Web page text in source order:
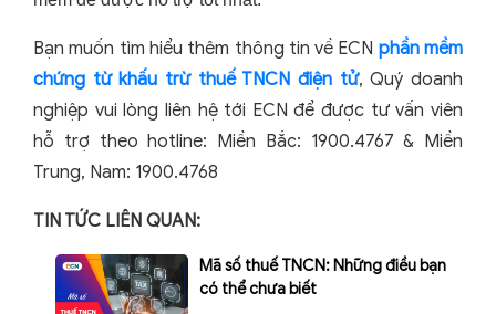
Bạn muốn tìm hiểu thêm thông tin về ECN phần mềm
chứng từ khấu trừ thuế TNCN điện tử, Quý doanh
nghiệp vui lòng liên hệ tới ECN để được tư vấn viên
hỗ trợ theo hotline: Miền Bắc: 1900.4767 & Miền
Trung, Nam: 1900.4768
TIN TỨC LIÊN QUAN:
Mã số thuế TNCN: Những điều bạn
có thể chưa biết